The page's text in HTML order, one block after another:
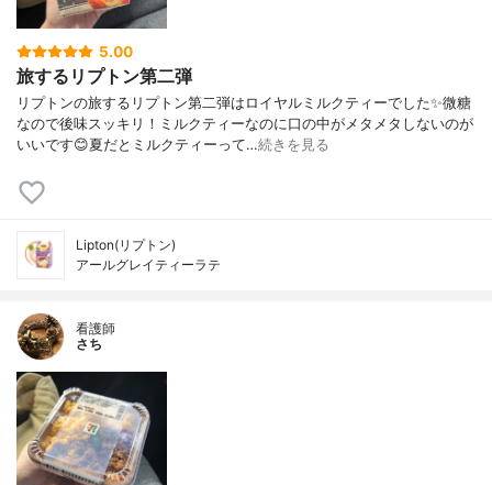
5.00
旅するリプトン第二弾
リプトンの旅するリプトン第二弾はロイヤルミルクティーでした✨微糖
なので後味スッキリ！ミルクティーなのに口の中がメタメタしないのが
いいです😊夏だとミルクティーって…続きを見る
Lipton(リプトン)
アールグレイティーラテ
看護師
さち